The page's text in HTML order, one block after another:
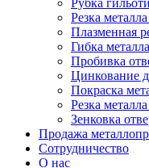
Рубка
Резка
Плазменная
Гибка металла
Пробивка
Цинкование
Покраска
Резка
Зенковка
Продажа
Сотрудничество
О нас